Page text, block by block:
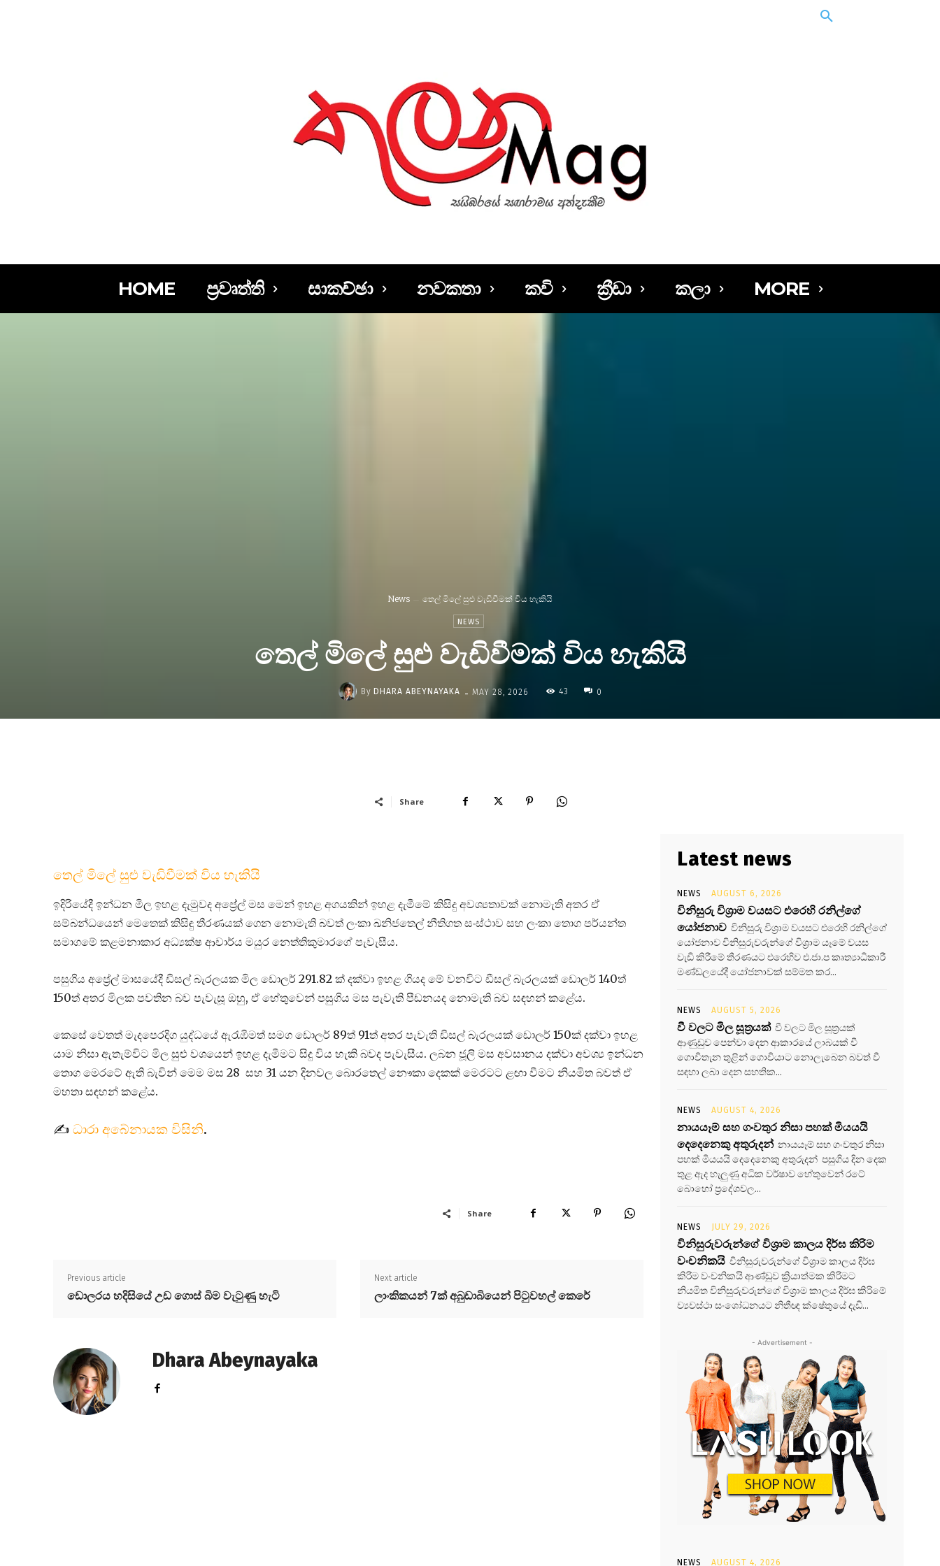
HOME ප්‍රවෘත්ති සාකච්ඡා නවකතා කවි ක්‍රීඩා කලා MORE
News තෙල් මිලේ සුළු වැඩිවීමක් විය හැකියි
NEWS
තෙල් මිලේ සුළු වැඩිවීමක් විය හැකියි
By DHARA ABEYNAYAKA - MAY 28, 2026 43 0
Share
තෙල් මිලේ සුළු වැඩිවීමක් විය හැකියි
ඉදිරියේදී ඉන්ධන මිල ඉහළ දැමුවද අප්‍රේල් මස මෙන් ඉහළ අගයකින් ඉහළ දැමීමේ කිසිදු අවශ්‍යතාවක් නොමැති අතර ඒ
සම්බන්ධයෙන් මෙතෙක් කිසිඳු තීරණයක් ගෙන නොමැති බවත් ලංකා ඛනිජතෙල් නීතිගත සංස්ථාව සහ ලංකා තොග පර්යන්ත
සමාගමේ කළමනාකාර අධ්‍යක්ෂ ආචාර්ය මයුර නෙත්තිකුමාරගේ පැවැසීය.
පසුගිය අප්‍රේල් මාසයේදී ඩීසල් බැරලයක මිල ඩොලර් 291.82 ක් දක්වා ඉහළ ගියද මේ වනවිට ඩීසල් බැරලයක් ඩොලර් 140ත්
150ත් අතර මිලක පවතින බව පැවැසූ ඔහු, ඒ හේතුවෙන් පසුගිය මස පැවැති පීඩනයද නොමැති බව සඳහන් කළේය.
කෙසේ වෙතත් මැදපෙරදිග යුද්ධයේ ඇරැඹීමත් සමග ඩොලර් 89ත් 91ත් අතර පැවැති ඩීසල් බැරලයක් ඩොලර් 150ක් දක්වා ඉහළ
යාම නිසා ඇතැම්විට මිල සුළු වශයෙන් ඉහළ දැමීමට සිදු විය හැකි බවද පැවැසීය. ලබන ජූලි මස අවසානය දක්වා අවශ්‍ය ඉන්ධන
තොග මෙරටේ ඇති බැවින් මෙම මස 28 සහ 31 යන දිනවල බොරතෙල් නෞකා දෙකක් මෙරටට ළඟා වීමට නියමිත බවත් ඒ
මහතා සඳහන් කළේය.
✍️ ධාරා අබේනායක විසිනි.
Share
Previous article
ඩොලරය හදිසියේ උඩ ගොස් බිම වැටුණු හැටි
Next article
ලාංකිකයන් 7ක් අබුඩාබියෙන් පිටුවහල් කෙරේ
Dhara Abeynayaka
Latest news
NEWS AUGUST 6, 2026
විනිසුරු විශ්‍රාම වයසට එරෙහි රනිල්ගේ
යෝජනාව විනිසුරු විශ්‍රාම වයසට එරෙහි රනිල්ගේ
යෝජනාව විනිසුරුවරුන්ගේ විශ්‍රාම යෑමේ වයස
වැඩි කිරීමේ තීරණයට එරෙහිව එ.ජා.ප කෘත්‍යාධිකාරී
මණ්ඩලයේදී යෝජනාවක් සම්මත කර...
NEWS AUGUST 5, 2026
වී වලට මිල සූත්‍රයක් වී වලට මිල සූත්‍රයක්
ආණුඩුව පෙන්වා දෙන ආකාරයේ ලාබයක් වී
ගොවිතැන තුළින් ගොවියාට නොලැබෙන බවත් වී
සඳහා ලබා දෙන සහතික...
NEWS AUGUST 4, 2026
නායයෑම් සහ ගංවතුර නිසා පහක් මියයයි
දෙදෙනෙකු අතුරුදන් නායයෑම් සහ ගංවතුර නිසා
පහක් මියයයි දෙදෙනෙකු අතුරුදන් පසුගිය දින දෙක
තුළ ඇද හැලුණු අධික වර්ෂාව හේතුවෙන් රටේ
බොහෝ ප්‍රදේශවල...
NEWS JULY 29, 2026
විනිසුරුවරුන්ගේ විශ්‍රාම කාලය දිර්ඝ කිරිම
වංචනිකයි විනිසුරුවරුන්ගේ විශ්‍රාම කාලය දිර්ඝ
කිරිම වංචනිකයි ආණ්ඩුව ක්‍රියාත්මක කිරිමට
නියමිත විනිසුරුවරුන්ගේ විශ්‍රාම කාලය දිර්ඝ කිරිමේ
ව්‍යවස්ථා සංශෝධනයට නිතීඥ ක්ෂේතුයේ දැඩි...
- Advertisement -
NEWS AUGUST 4, 2026